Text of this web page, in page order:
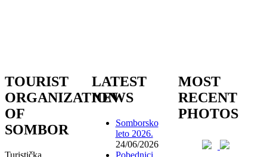
TOURIST
ORGANIZATION
OF
SOMBOR
Turistička
LATEST
NEWS
Somborsko
leto 2026.
24/06/2026
Pobednici
MOST
RECENT
PHOTOS